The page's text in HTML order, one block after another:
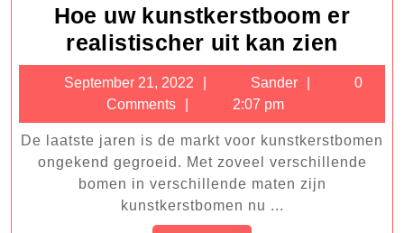
Hoe uw kunstkerstboom er
realistischer uit kan zien
uw
er
September 21, 2022
September
21,
2022
Sander Sander
0
Comments
2:07 pm
De laatste jaren is de markt voor kunstkerstbomen
ongekend gegroeid. Met zoveel verschillende
bomen in verschillende maten zijn
kunstkerstbomen nu ...